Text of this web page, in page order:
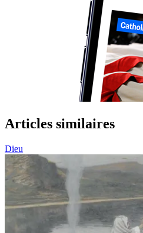
Articles similaires
Dieu